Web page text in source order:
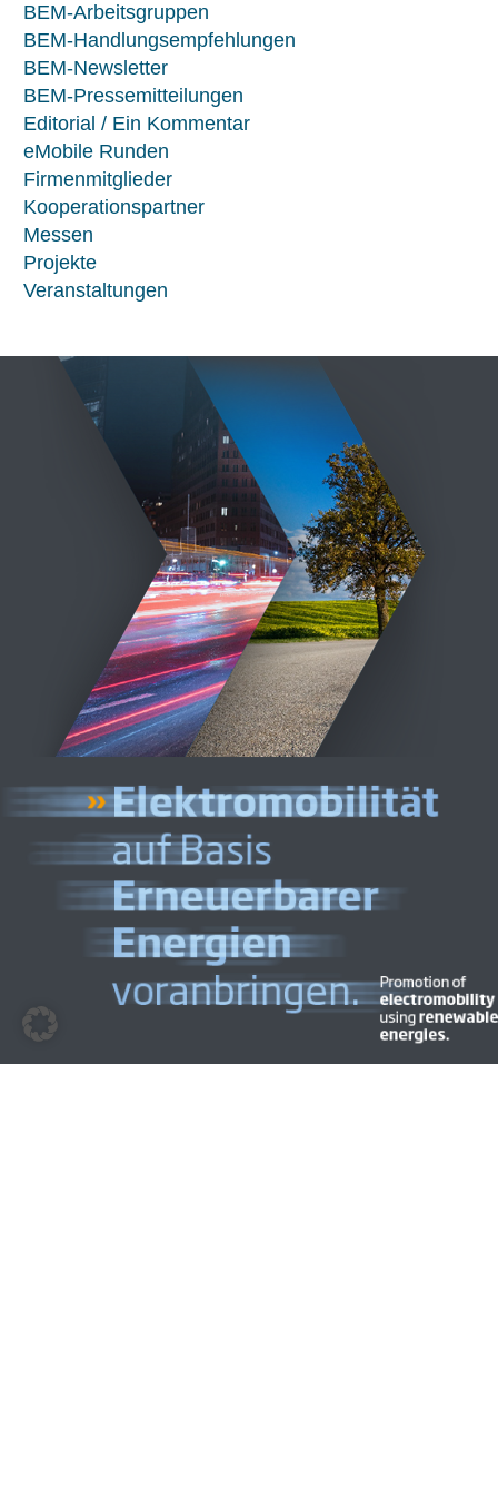
BEM-Arbeitsgruppen
BEM-Handlungsempfehlungen
BEM-Newsletter
BEM-Pressemitteilungen
Editorial / Ein Kommentar
eMobile Runden
Firmenmitglieder
Kooperationspartner
Messen
Projekte
Veranstaltungen